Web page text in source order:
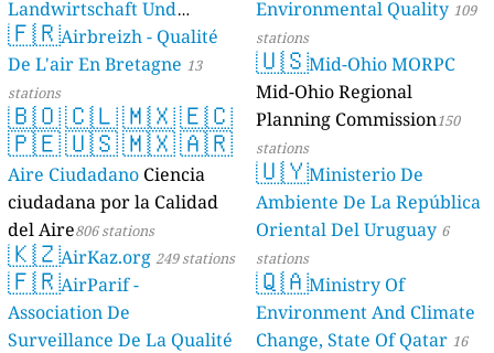
Landwirtschaft Und
Geologie) 50 stations
🇫🇷Airbreizh - Qualité
De L'air En Bretagne 13
stations
🇧🇴🇨🇱🇲🇽🇪🇨
🇵🇪🇺🇸🇲🇽🇦🇷
Aire Ciudadano Ciencia
ciudadana por la Calidad
del Aire806 stations
🇰🇿AirKaz.org 249 stations
🇫🇷AirParif -
Association De
Surveillance De La Qualité
Environmental Quality 109
stations
🇺🇸Mid-Ohio MORPC
Mid-Ohio Regional
Planning Commission150
stations
🇺🇾Ministerio De
Ambiente De La República
Oriental Del Uruguay 6
stations
🇶🇦Ministry Of
Environment And Climate
Change, State Of Qatar 16